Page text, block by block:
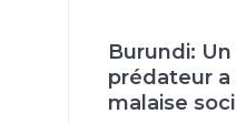
Burundi:
prédateur a
malaise